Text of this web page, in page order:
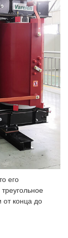
его
конца до